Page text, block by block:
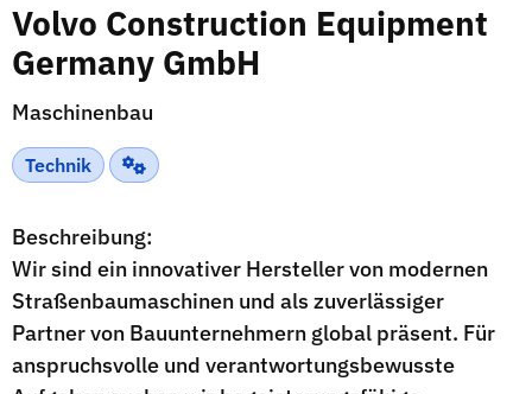
Volvo Construction Equipment
Germany GmbH
Maschinenbau
Technik
Beschreibung:
Wir sind ein innovativer Hersteller von modernen
Straßenbaumaschinen und als zuverlässiger
Partner von Bauunternehmern global präsent. Für
anspruchsvolle und verantwortungsbewusste